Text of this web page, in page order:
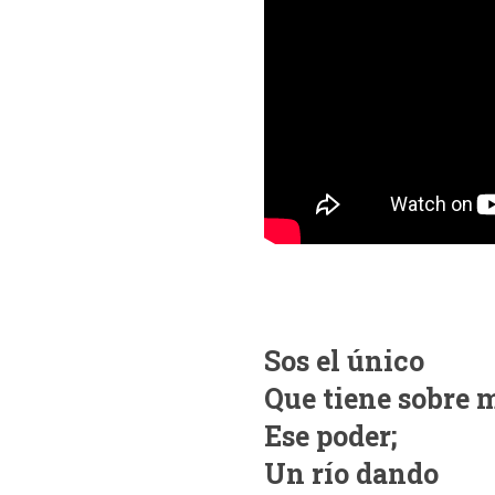
Sos el único
Que tiene sobre
Ese poder;
Un río dando